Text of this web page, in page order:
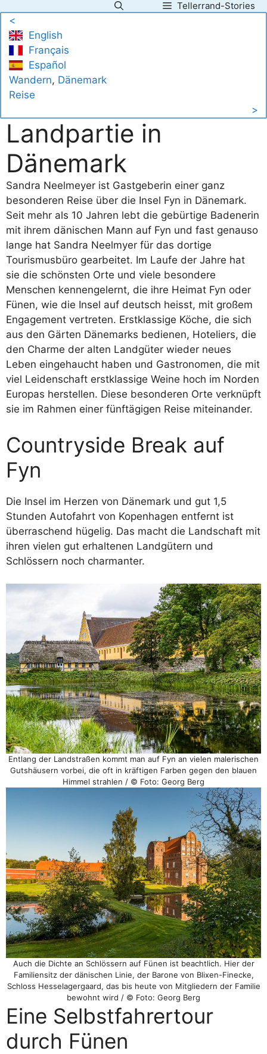
Inhalt
springen
Tellerrand-Stories
<
English
Français
Español
Wandern, Dänemark
Reise
>
Landpartie in
Dänemark
Sandra Neelmeyer ist Gastgeberin einer ganz
besonderen Reise über die Insel Fyn in Dänemark.
Seit mehr als 10 Jahren lebt die gebürtige Badenerin
mit ihrem dänischen Mann auf Fyn und fast genauso
lange hat Sandra Neelmyer für das dortige
Tourismusbüro gearbeitet. Im Laufe der Jahre hat
sie die schönsten Orte und viele besondere
Menschen kennengelernt, die ihre Heimat Fyn oder
Fünen, wie die Insel auf deutsch heisst, mit großem
Engagement vertreten. Erstklassige Köche, die sich
aus den Gärten Dänemarks bedienen, Hoteliers, die
den Charme der alten Landgüter wieder neues
Leben eingehaucht haben und Gastronomen, die mit
viel Leidenschaft erstklassige Weine hoch im Norden
Europas herstellen. Diese besonderen Orte verknüpft
sie im Rahmen einer fünftägigen Reise miteinander.
Countryside Break auf
Fyn
Die Insel im Herzen von Dänemark und gut 1,5
Stunden Autofahrt von Kopenhagen entfernt ist
überraschend hügelig. Das macht die Landschaft mit
ihren vielen gut erhaltenen Landgütern und
Schlössern noch charmanter.
Entlang der Landstraßen kommt man auf Fyn an vielen malerischen
Gutshäusern vorbei, die oft in kräftigen Farben gegen den blauen
Himmel strahlen / © Foto: Georg Berg
Auch die Dichte an Schlössern auf Fünen ist beachtlich. Hier der
Familiensitz der dänischen Linie, der Barone von Blixen-Finecke,
Schloss Hesselagergaard, das bis heute von Mitgliedern der Familie
bewohnt wird / © Foto: Georg Berg
Eine Selbstfahrertour
durch Fünen